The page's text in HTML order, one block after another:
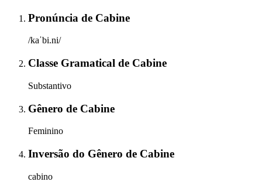
Pronúncia de Cabine
/kaˈbi.ni/
Classe Gramatical de Cabine
Substantivo
Gênero de Cabine
Feminino
Inversão do Gênero de Cabine
cabino